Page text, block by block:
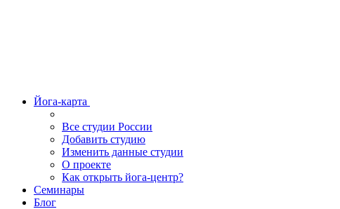
Йога-карта
Все студии России
Добавить студию
Изменить данные студии
О проекте
Как открыть йога-центр?
Семинары
Блог